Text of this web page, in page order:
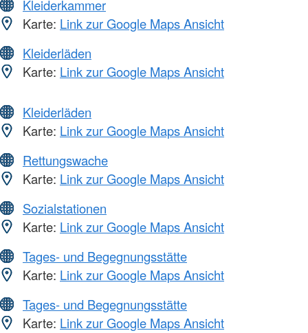
Kleiderkammer
Karte: Link zur Google Maps Ansicht
Kleiderläden
Karte: Link zur Google Maps Ansicht
Kleiderläden
Karte: Link zur Google Maps Ansicht
Rettungswache
Karte: Link zur Google Maps Ansicht
Sozialstationen
Karte: Link zur Google Maps Ansicht
Tages- und Begegnungsstätte
Karte: Link zur Google Maps Ansicht
Tages- und Begegnungsstätte
Karte: Link zur Google Maps Ansicht